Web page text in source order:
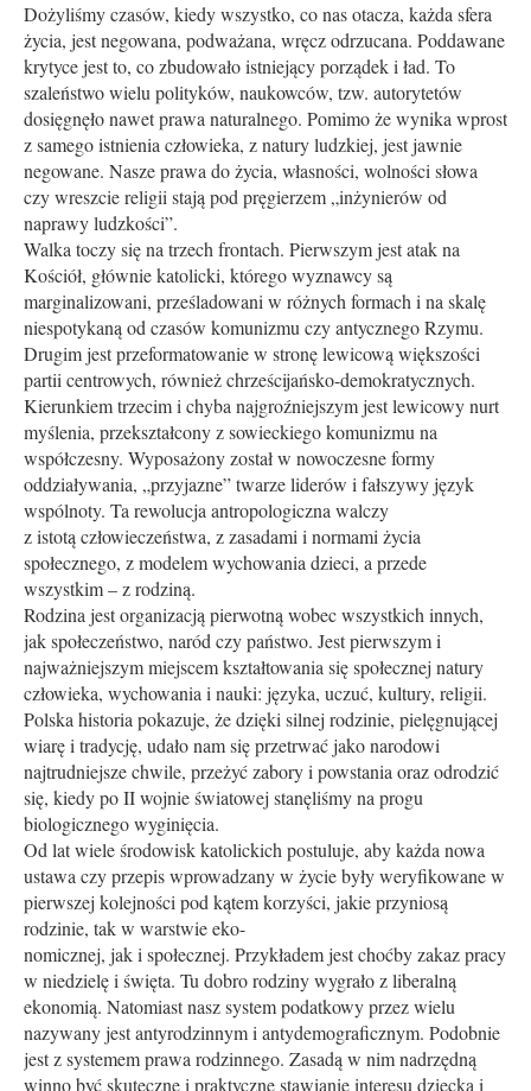
Dożyliśmy czasów, kiedy wszystko, co nas otacza, każda sfera
życia, jest negowana, podważana, wręcz odrzucana. Poddawane
krytyce jest to, co zbudowało istniejący porządek i ład. To
szaleństwo wielu polityków, naukowców, tzw. autorytetów
dosięgnęło nawet prawa naturalnego. Pomimo że wynika wprost
z samego istnienia człowieka, z natury ludzkiej, jest jawnie
negowane. Nasze prawa do życia, własności, wolności słowa
czy wreszcie religii stają pod pręgierzem „inżynierów od
naprawy ludzkości”.
Walka toczy się na trzech frontach. Pierwszym jest atak na
Kościół, głównie katolicki, którego wyznawcy są
marginalizowani, prześladowani w różnych formach i na skalę
niespotykaną od czasów komunizmu czy antycznego Rzymu.
Drugim jest przeformatowanie w stronę lewicową większości
partii centrowych, również chrześcijańsko-demokratycznych.
Kierunkiem trzecim i chyba najgroźniejszym jest lewicowy nurt
myślenia, przekształcony z sowieckiego komunizmu na
współczesny. Wyposażony został w nowoczesne formy
oddziaływania, „przyjazne” twarze liderów i fałszywy język
wspólnoty. Ta rewolucja antropologiczna walczy
z istotą człowieczeństwa, z zasadami i normami życia
społecznego, z modelem wychowania dzieci, a przede
wszystkim – z rodziną.
Rodzina jest organizacją pierwotną wobec wszystkich innych,
jak społeczeństwo, naród czy państwo. Jest pierwszym i
najważniejszym miejscem kształtowania się społecznej natury
człowieka, wychowania i nauki: języka, uczuć, kultury, religii.
Polska historia pokazuje, że dzięki silnej rodzinie, pielęgnującej
wiarę i tradycję, udało nam się przetrwać jako narodowi
najtrudniejsze chwile, przeżyć zabory i powstania oraz odrodzić
się, kiedy po II wojnie światowej stanęliśmy na progu
biologicznego wyginięcia.
Od lat wiele środowisk katolickich postuluje, aby każda nowa
ustawa czy przepis wprowadzany w życie były weryfikowane w
pierwszej kolejności pod kątem korzyści, jakie przyniosą
rodzinie, tak w warstwie eko-
nomicznej, jak i społecznej. Przykładem jest choćby zakaz pracy
w niedzielę i święta. Tu dobro rodziny wygrało z liberalną
ekonomią. Natomiast nasz system podatkowy przez wielu
nazywany jest antyrodzinnym i antydemograficznym. Podobnie
jest z systemem prawa rodzinnego. Zasadą w nim nadrzędną
winno być skuteczne i praktyczne stawianie interesu dziecka i